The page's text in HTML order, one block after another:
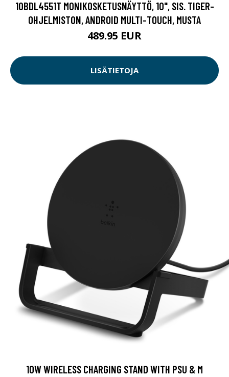
10BDL4551T MONIKOSKETUSNÄYTTÖ, 10", SIS. TIGER-
OHJELMISTON, ANDROID MULTI-TOUCH, MUSTA
489.95 EUR
LISÄTIETOJA
10W WIRELESS CHARGING STAND WITH PSU & M